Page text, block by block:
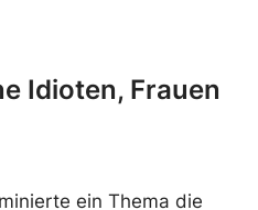
Idioten, Frauen
ein Thema die